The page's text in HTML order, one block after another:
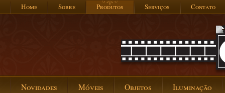
Home Sobre Produtos Serviços Contato
Novidades Móveis Objetos Iluminação